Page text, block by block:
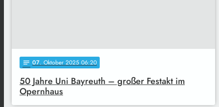
notes 07. Oktober 2025 06:20
50 Jahre Uni Bayreuth – großer Festakt im
Opernhaus